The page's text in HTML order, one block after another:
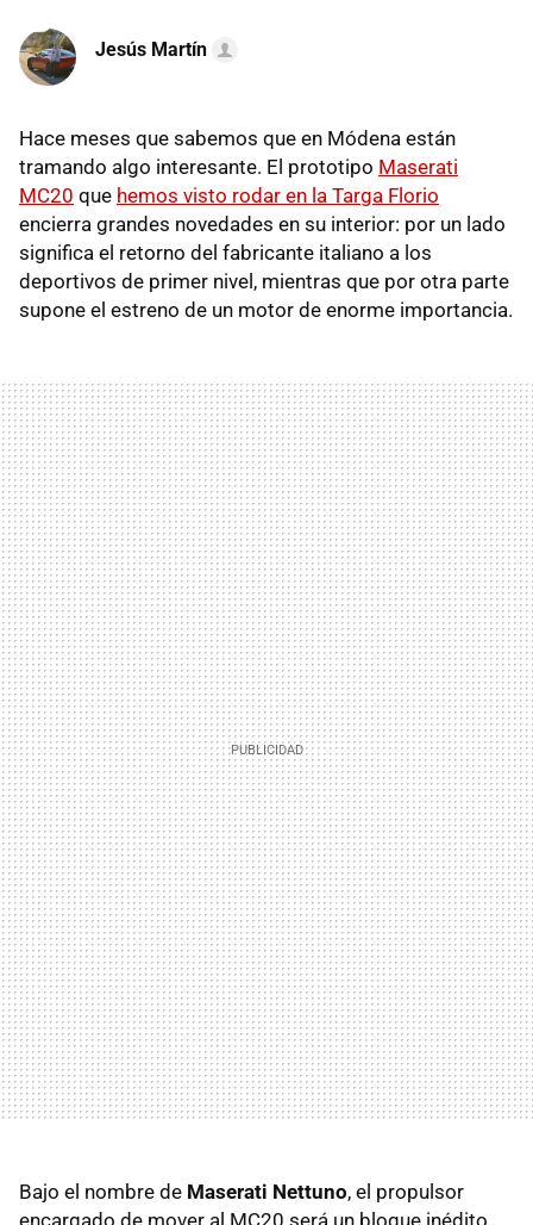
Jesús Martín
Hace meses que sabemos que en Módena están
tramando algo interesante. El prototipo Maserati
MC20 que hemos visto rodar en la Targa Florio
encierra grandes novedades en su interior: por un lado
significa el retorno del fabricante italiano a los
deportivos de primer nivel, mientras que por otra parte
supone el estreno de un motor de enorme importancia.
Bajo el nombre de Maserati Nettuno, el propulsor